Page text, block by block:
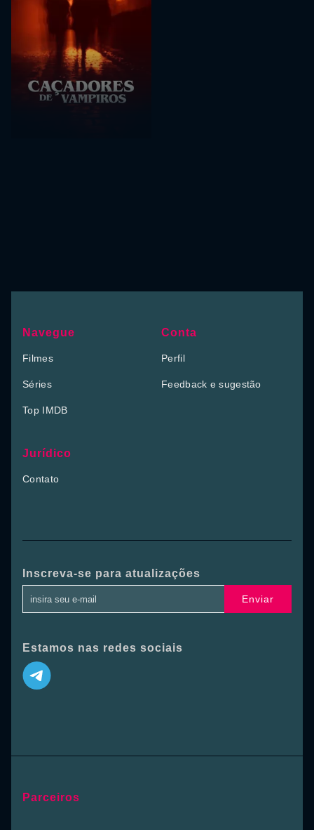
Navegue
Filmes
Séries
Top IMDB
Conta
Perfil
Feedback e sugestão
Jurídico
Contato
Inscreva-se para atualizações
Enviar
Estamos nas redes sociais
Parceiros